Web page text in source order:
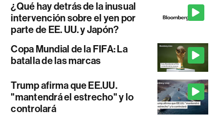
¿Qué hay detrás de la inusual
intervención sobre el yen por
parte de EE. UU. y Japón?
Copa Mundial de la FIFA: La
batalla de las marcas
Trump afirma que EE.UU.
"mantendrá el estrecho" y lo
controlará